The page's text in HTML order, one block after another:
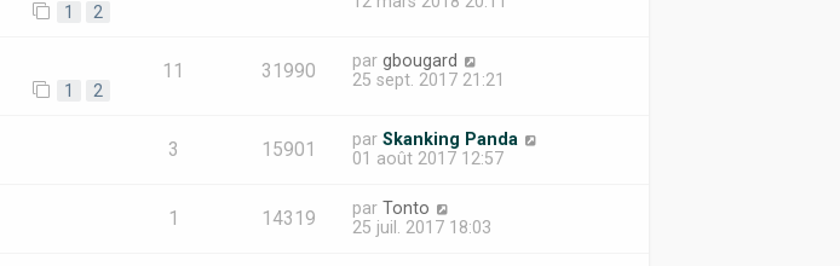
1 2
1 2
11 31990 par gbougard
25 sept. 2017 21:21
3 15901 par Skanking Panda
01 août 2017 12:57
1 14319 par Tonto
25 juil. 2017 18:03